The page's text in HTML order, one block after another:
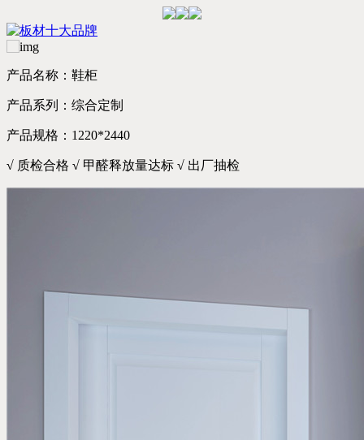
产品名称：鞋柜
产品系列：综合定制
产品规格：1220*2440
√ 质检合格 √ 甲醛释放量达标 √ 出厂抽检